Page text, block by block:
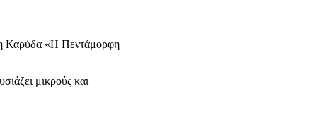
Καρύδα «Η Πεντάμορφη
μικρούς και